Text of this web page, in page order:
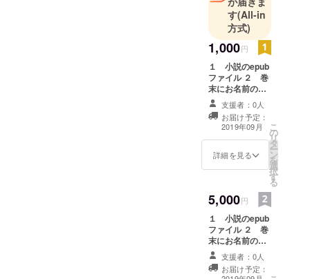
す(All-in
方式)
1,000円
１ 小説のepub
ファイル ２ 巻
末にお名前の掲
載 お名前の掲載
についての詳細
は、本文の「名
前の掲載に関し
て」をご確認く
ださい。
支援者：0人
お届け予定：
2019年09月
詳細を見る
こ
の
リ
タ
ー
ン
を
選
択
す
る
5,000円
１ 小説のepub
ファイル ２ 巻
末にお名前の掲
載 ３ 手書きの
メッセージを
ファイル化し、
支援者：0人
お届け予定：